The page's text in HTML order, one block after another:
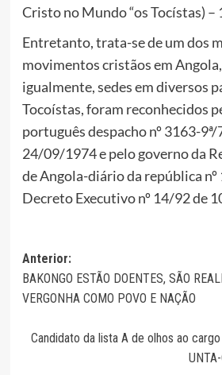
Cristo no Mundo “os Tocístas) –
Entretanto, trata-se de um dos
movimentos cristãos em
igualmente, sedes em diversos
Tocoístas, foram reconhecidos
português despacho nº 3163-9ª/
24/09/1974 e pelo governo da
de Angola-diário da república nº
Decreto Executivo nº 14/92 de
Navegação
de
Anterior:
BAKONGO ESTÃO DOENTES, SÃO
VERGONHA COMO POVO E NAÇÃO
Candidato da lista A de olhos ao